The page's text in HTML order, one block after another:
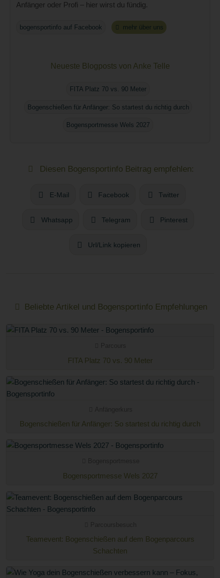
Anfänger oder Profi – hier wirst du fündig.
bogensportinfo auf Facebook mehr über uns
Neueste Blogposts von Anke Telle
FITA Platz 70 vs. 90 Meter
Bogenschießen für Anfänger: So startest du richtig durch
Bogensportmesse Wels 2027
Diesen Bogensportinfo Beitrag empfehlen:
E-Mail Facebook Twitter
Whatsapp Telegram Pinterest
Url/Link kopieren
Beliebte Artikel und Bogensportinfo Empfehlungen
FITA Platz 70 vs. 90 Meter
Bogenschießen für Anfänger: So startest du richtig durch
Bogensportmesse Wels 2027
Teamevent: Bogenschießen auf dem Bogenparcours
Schachten